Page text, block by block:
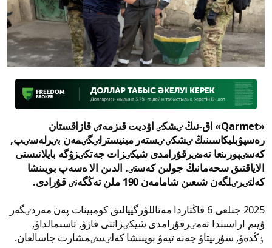
«Qarmet» اق-نىڭ ٸشكٸ اۋديت قىزمەتٸ قازاقستان
رەسپۋبليكاسىنىڭ ٸشكٸ ٸستەر مينيسترلٸگٸمەن بٸرلەسٸپ,
كەسٸپورىنعا تەمٸرقۇرامدى شيكٸزات جەتكٸزۋگە بايلانىستى
الاياقتىق سحەمانىڭ جولىن كەستٸ. الدىن الا ەسەپ بويىنشا
كەلتٸرٸلگەن شىعىن شامامەن 190 ملن تەڭگەنٸ قۇرادى.
2025 جىلعى 6 قاڭتاردا مەتاللۋرگييالىق كومبينات پەن مەردٸگەر
ۇيىم اراسىندا تەمٸرقۇرامدى شيكٸزاتتى قازۋ, تاسىمالداۋ,
ٶڭدەۋ, سۇرىپتاۋ جەنە تيەۋ بويىنشا كەلٸسٸمشارت جاسالعان.